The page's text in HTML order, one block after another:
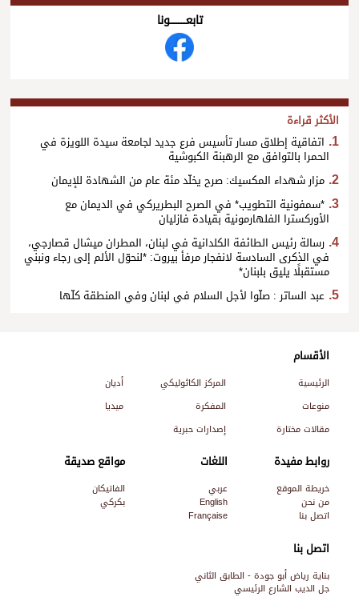
تابعــــــــــونا
الأكثر قراءة
اتفاقية إطلاق مسار تأسيس فرع جديد لجامعة سيدة اللويزة في
الحمرا بالتوافق مع الرهبنة الكبوشية
مزار شهداء المكسيك: صرح يخلّد مئة عام من الشهادة للإيمان
*سمفونية التطويب* في الصرح البطريركي في الديمان مع
الأوركسترا الفلهارمونية بقيادة فازليان
رسالة رئيس الطائفة الكلدانية في لبنان، المطران ميشال قصارجي،
في الذكرى السادسة لانفجار مرفأ بيروت: *لنحوّل الألم إلى رجاء ونبني
مستقبلًا يليق بلبنان*
عبد الساتر : صلّوا لأجل السلام في لبنان وفي المنطقة كلّها
اتصل بنا
بناية رياض أبو جودة - الطابق الثاني
جل الديب الشارع الرئيسي
الأقسام
الرئيسية المركز الكاثوليكي
أديان
منوعات
المفكرة
ميديا
مقالات مختارة
إصدارات حبرية
روابط مفيدة
خريطة الموقع
من نحن
اتصل بنا
اللغات
عربي
English
Française
مواقع صديقة
الفاتيكان
بكركي